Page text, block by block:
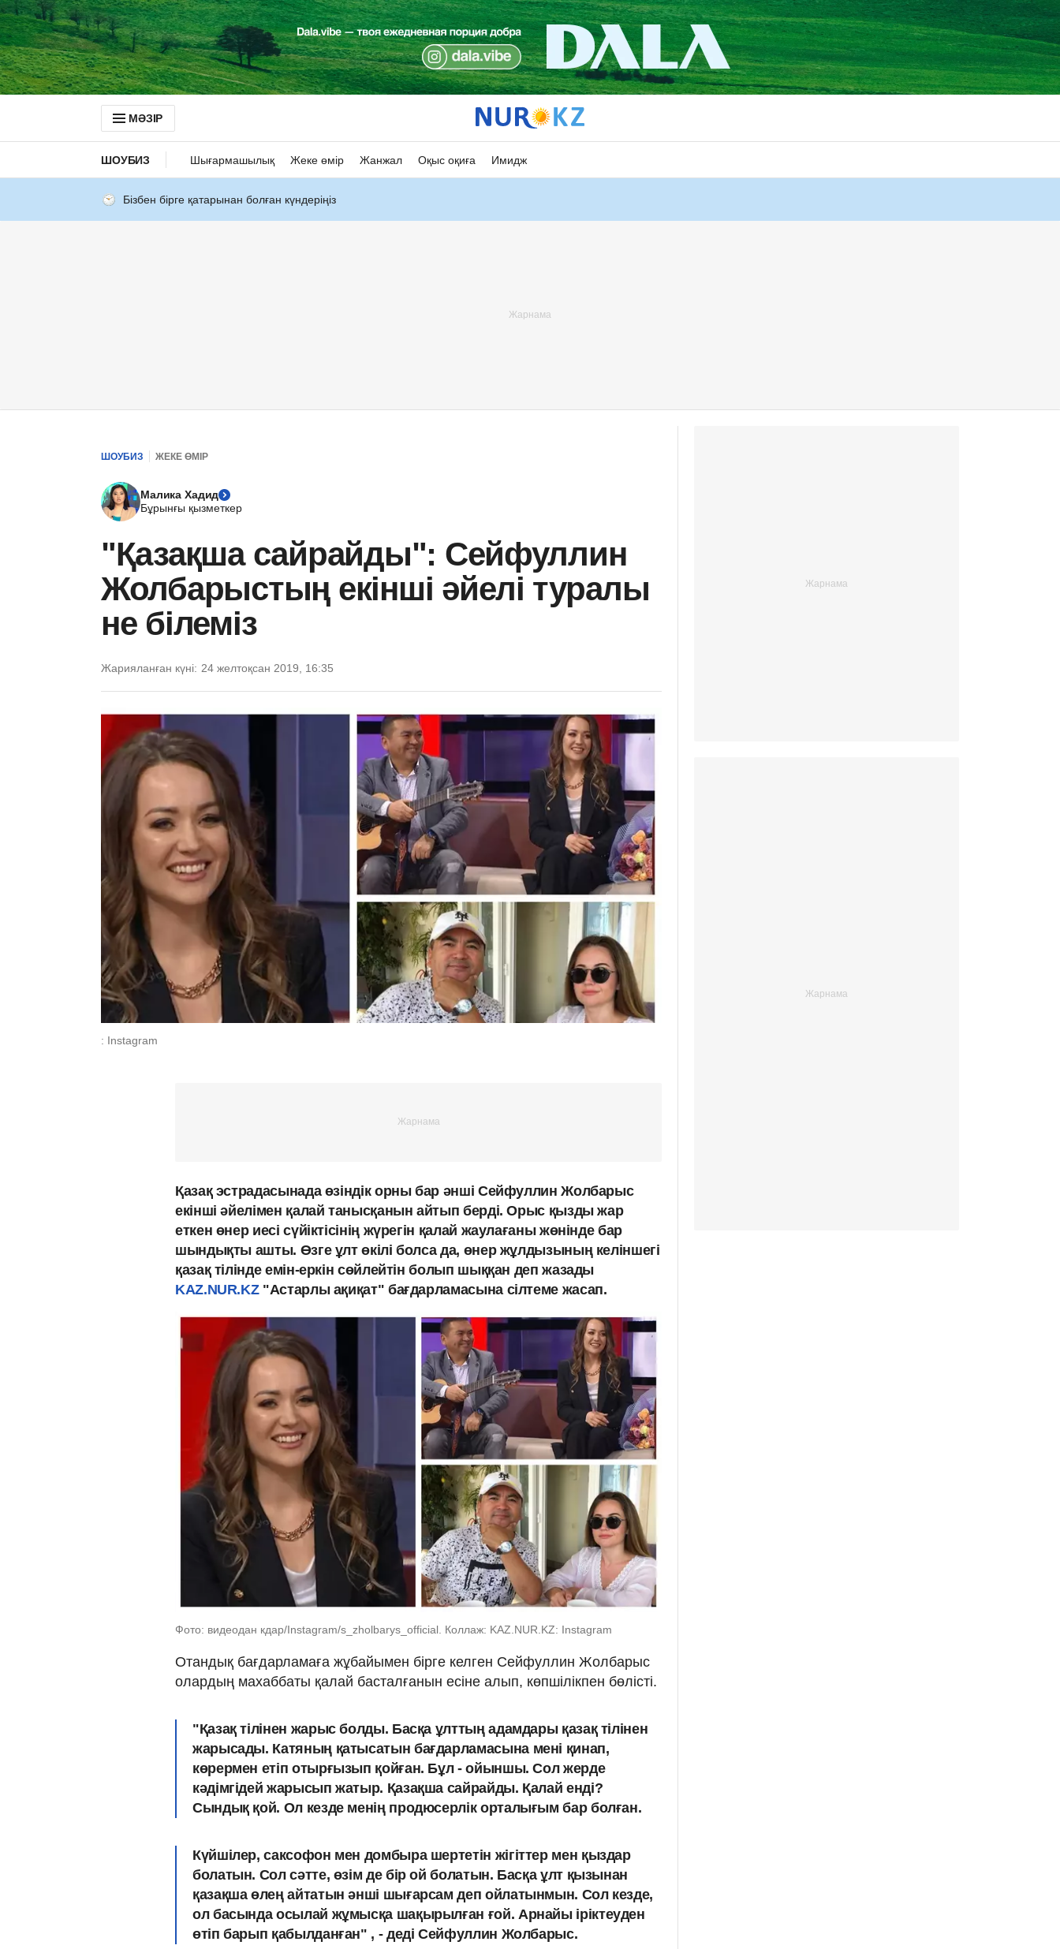
МӘЗІР
ШОУБИЗ Шығармашылық Жеке өмір Жанжал Оқыс оқиға Имидж
Бізбен бірге қатарынан болған күндеріңіз
ШОУБИЗ ЖЕКЕ ӨМІР
Малика Хадид
Бұрынғы қызметкер
"Қазақша сайрайды": Сейфуллин
Жолбарыстың екінші әйелі туралы
не білеміз
Жарияланған күні: 24 желтоқсан 2019, 16:35
: Instagram
Қазақ эстрадасынада өзіндік орны бар әнші Сейфуллин Жолбарыс
екінші әйелімен қалай танысқанын айтып берді. Орыс қызды жар
еткен өнер иесі сүйіктісінің жүрегін қалай жаулағаны жөнінде бар
шындықты ашты. Өзге ұлт өкілі болса да, өнер жұлдызының келіншегі
қазақ тілінде емін-еркін сөйлейтін болып шыққан деп жазады
KAZ.NUR.KZ"Астарлы ақиқат" бағдарламасына сілтеме жасап.
Фото: видеодан кдар/Instagram/s_zholbarys_official. Коллаж: KAZ.NUR.KZ: Instagram
Отандық бағдарламаға жұбайымен бірге келген Сейфуллин Жолбарыс
олардың махаббаты қалай басталғанын есіне алып, көпшілікпен бөлісті.
"Қазақ тілінен жарыс болды. Басқа ұлттың адамдары қазақ тілінен
жарысады. Катяның қатысатын бағдарламасына мені қинап,
көрермен етіп отырғызып қойған. Бұл - ойыншы. Сол жерде
кәдімгідей жарысып жатыр. Қазақша сайрайды. Қалай енді?
Сындық қой. Ол кезде менің продюсерлік орталығым бар болған.
Күйшілер, саксофон мен домбыра шертетін жігіттер мен қыздар
болатын. Сол сәтте, өзім де бір ой болатын. Басқа ұлт қызынан
қазақша өлең айтатын әнші шығарсам деп ойлатынмын. Сол кезде,
ол басында осылай жұмысқа шақырылған ғой. Арнайы іріктеуден
өтіп барып қабылданған" , - деді Сейфуллин Жолбарыс.